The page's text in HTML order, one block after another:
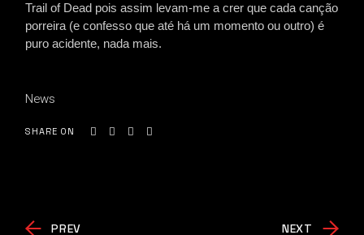
Trail of Dead pois assim levam-me a crer que cada canção
porreira (e confesso que até há um momento ou outro) é
puro acidente, nada mais.
News
SHARE ON
PREV NEXT